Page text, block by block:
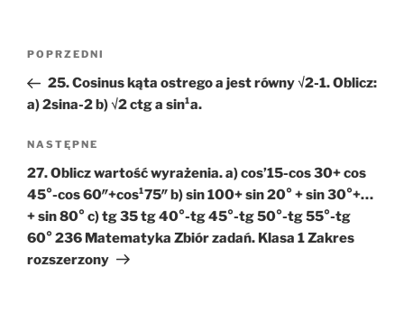
Nawigacja
Poprzedni
wpis
POPRZEDNI
25. Cosinus kąta ostrego a jest równy √2-1. Oblicz:
a) 2sina-2 b) √2 ctg a sin¹a.
Następny
wpis
NASTĘPNE
27. Oblicz wartość wyrażenia. a) cos’15-cos 30+ cos
45°-cos 60″+cos¹75″ b) sin 100+ sin 20° + sin 30°+…
+ sin 80° c) tg 35 tg 40°-tg 45°-tg 50°-tg 55°-tg
60° 236 Matematyka Zbiór zadań. Klasa 1 Zakres
rozszerzony